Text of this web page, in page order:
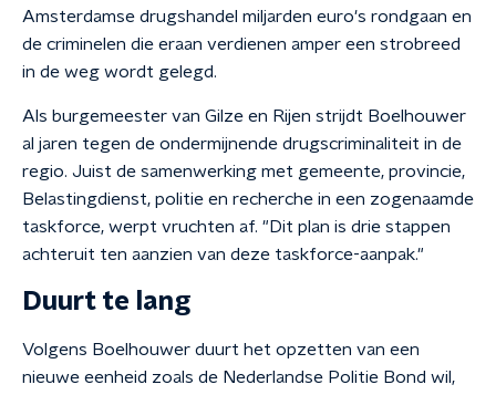
Amsterdamse drugshandel miljarden euro's rondgaan en
de criminelen die eraan verdienen amper een strobreed
in de weg wordt gelegd.
Als burgemeester van Gilze en Rijen strijdt Boelhouwer
al jaren tegen de ondermijnende drugscriminaliteit in de
regio. Juist de samenwerking met gemeente, provincie,
Belastingdienst, politie en recherche in een zogenaamde
taskforce, werpt vruchten af. "Dit plan is drie stappen
achteruit ten aanzien van deze taskforce-aanpak."
Duurt te lang
Volgens Boelhouwer duurt het opzetten van een
nieuwe eenheid zoals de Nederlandse Politie Bond wil,